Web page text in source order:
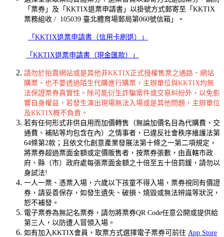
「票券」及「KKTIX退票申請書」以掛號方式郵寄至「KKTIX
票務組收 / 105039 臺北體育場郵局第060號信箱」。
「KKTIX退票申請書（信用卡刷退）」
「KKTIX退票申請書（現金匯款）」
請勿於拍賣網站或是其他非KKTIX正式授權售票之通路、網站
購票、也不要透過陌生代購進行購票，主辦單位與KKTIX均無
法保證票券真實性。除可能衍生詐騙案件或交易糾紛外，以免影
響自身權益，若發生演出現場無法入場或是其他問題，主辦單位
及KKTIX概不負責。
若有任何形式非供自用而加價轉售（無論加價名目為代購費、交
通費、補貼等均包含在內）之情事者，已違反社會秩序維護法第
64條第2款；且依文化創意產業發展法第十條之一第二項規定，
將票券超過票面金額或定價販售者，按票券張數，由直轄市政
府、縣（市）政府處每張票面金額之十倍至五十倍罰鍰，請勿以
身試法!
一人一票、憑票入場，六歲以下孩童不得入場，票券視同有價證
券，請妥善保存，如發生遺失、破損、燒毀或無法辨識等狀況，
恕不補發。
電子票券為無記名票券，請勿將票券QR Code任意公開或提供給
第三人，以防遭人冒領入場。
如有加入KKTIX會員，取票方式選擇電子票券可前往 App Store